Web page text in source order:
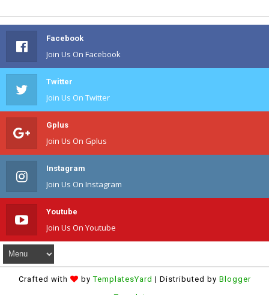
Facebook
Join Us On Facebook
Twitter
Join Us On Twitter
Gplus
Join Us On Gplus
Instagram
Join Us On Instagram
Youtube
Join Us On Youtube
Crafted with byTemplatesYard | Distributed by Blogger